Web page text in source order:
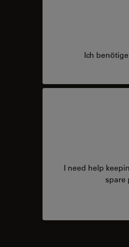
Ich
I need help
spare